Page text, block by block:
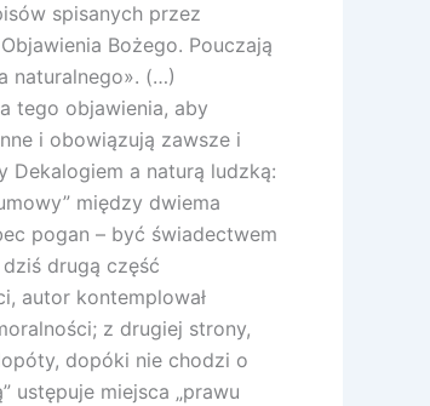
spisanych przez
Bożego. Pouczają
naturalnego». (…)
tego objawienia, aby
i obowiązują zawsze i
Dekalogiem a naturą ludzką:
między dwiema
pogan – być świadectwem
drugą część
autor kontemplował
z drugiej strony,
dopóki nie chodzi o
ustępuje miejsca „prawu